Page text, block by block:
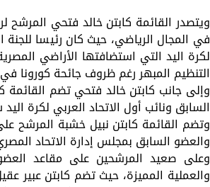
ويتصدر القائمة كابتن خالد فتحي المرشح
في المجال الرياضي، حيث كان رئيسا للجنة
التنظيم المبهر رغم ظروف جائحة كورونا
وإلى جانب كابتن خالد فتحي تضم
السابق ونائب أول الاتحاد العربي لكرة
وتضم القائمة كابتن نبيل خشبة المرشح
والعضو السابق بمجلس إدارة الاتحاد
وعلى صعيد المرشحين على مقاعد
والعملية المميزة، حيث تضم كابتن عبير